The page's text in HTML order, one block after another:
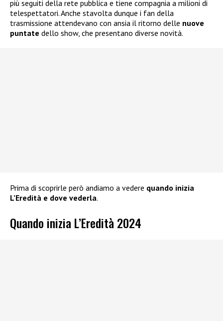
più seguiti della rete pubblica e tiene compagnia a milioni di
telespettatori. Anche stavolta dunque i fan della
trasmissione attendevano con ansia il ritorno delle nuove
puntate dello show, che presentano diverse novità.
Prima di scoprirle però andiamo a vedere quando inizia
L’Eredità e dove vederla.
Quando inizia L’Eredità 2024